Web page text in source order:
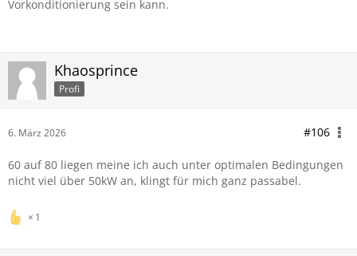
Vorkonditionierung sein kann.
Khaosprince
Profi
6. März 2026 #106
60 auf 80 liegen meine ich auch unter optimalen Bedingungen
nicht viel über 50kW an, klingt für mich ganz passabel.
1